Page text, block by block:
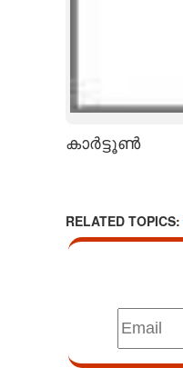
കാർട്ടൂൺ
RELATED TOPICS: